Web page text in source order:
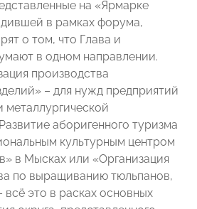
на «Ярмарке
в рамках форума,
о том, что Глава и
в одном направлении.
производства
– для нужд предприятий
аборигенного туризма
культурным центром
в Мысках или «Организация
по выращиванию тюльпанов,
всё это в расках основных